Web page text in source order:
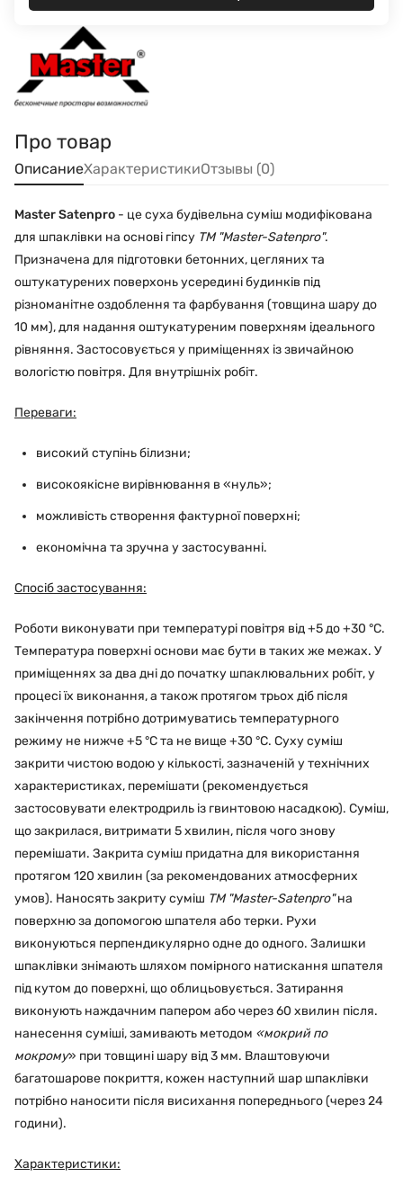
Про товар
ОписаниеХарактеристикиОтзывы (0)
Master Satenpro - це суха будівельна суміш модифікована
для шпаклівки на основі гіпсу ТМ "Master-Satenpro".
Призначена для підготовки бетонних, цегляних та
оштукатурених поверхонь усередині будинків під
різноманітне оздоблення та фарбування (товщина шару до
10 мм), для надання оштукатуреним поверхням ідеального
рівняння. Застосовується у приміщеннях із звичайною
вологістю повітря. Для внутрішніх робіт.
Переваги:
високий ступінь білизни;
високоякісне вирівнювання в «нуль»;
можливість створення фактурної поверхні;
економічна та зручна у застосуванні.
Спосіб застосування:
Роботи виконувати при температурі повітря від +5 до +30 °С.
Температура поверхні основи має бути в таких же межах. У
приміщеннях за два дні до початку шпаклювальних робіт, у
процесі їх виконання, а також протягом трьох діб після
закінчення потрібно дотримуватись температурного
режиму не нижче +5 °С та не вище +30 °С. Суху суміш
закрити чистою водою у кількості, зазначеній у технічних
характеристиках, перемішати (рекомендується
застосовувати електродриль із гвинтовою насадкою). Суміш,
що закрилася, витримати 5 хвилин, після чого знову
перемішати. Закрита суміш придатна для використання
протягом 120 хвилин (за рекомендованих атмосферних
умов). Наносять закриту суміш ТМ "Master-Satenpro"на
поверхню за допомогою шпателя або терки. Рухи
виконуються перпендикулярно одне до одного. Залишки
шпаклівки знімають шляхом помірного натискання шпателя
під кутом до поверхні, що облицьовується. Затирання
виконують наждачним папером або через 60 хвилин після.
нанесення суміші, замивають методом «мокрий по
мокрому» при товщині шару від 3 мм. Влаштовуючи
багатошарове покриття, кожен наступний шар шпаклівки
потрібно наносити після висихання попереднього (через 24
години).
Характеристики: